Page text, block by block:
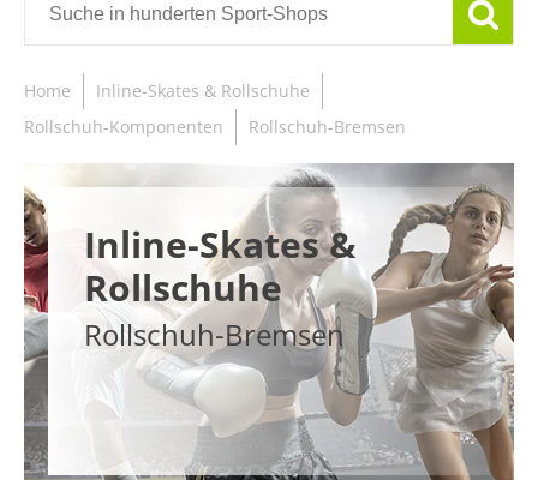
Home
Inline-Skates & Rollschuhe
Rollschuh-Komponenten
Rollschuh-Bremsen
Inline-Skates &
Rollschuhe
Rollschuh-Bremsen